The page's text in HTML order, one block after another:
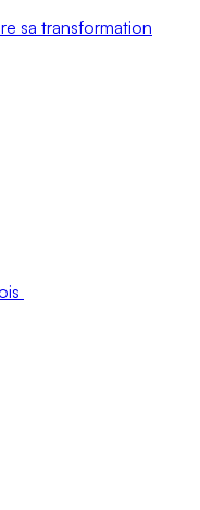
sa transformation